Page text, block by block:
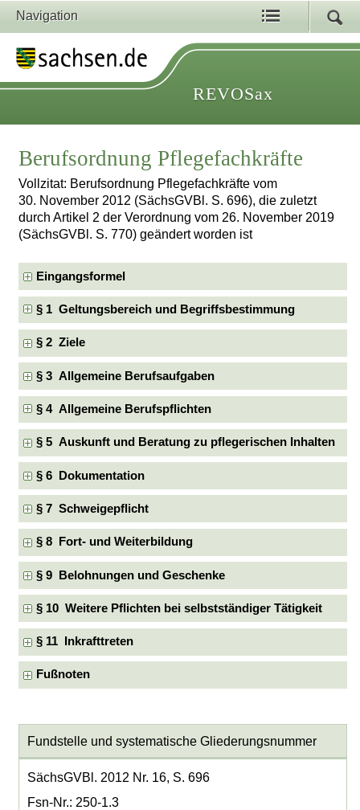
Navigation
REVOSax
Berufsordnung Pflegefachkräfte
Vollzitat: Berufsordnung Pflegefachkräfte vom
30. November 2012 (SächsGVBl. S. 696), die zuletzt
durch Artikel 2 der Verordnung vom 26. November 2019
(SächsGVBl. S. 770) geändert worden ist
Eingangsformel
§ 1 Geltungsbereich und Begriffsbestimmung
§ 2 Ziele
§ 3 Allgemeine Berufsaufgaben
§ 4 Allgemeine Berufspflichten
§ 5 Auskunft und Beratung zu pflegerischen Inhalten
§ 6 Dokumentation
§ 7 Schweigepflicht
§ 8 Fort- und Weiterbildung
§ 9 Belohnungen und Geschenke
§ 10 Weitere Pflichten bei selbstständiger Tätigkeit
§ 11 Inkrafttreten
Fußnoten
Fundstelle und systematische Gliederungsnummer
SächsGVBl. 2012 Nr. 16, S. 696
Fsn-Nr.: 250-1.3